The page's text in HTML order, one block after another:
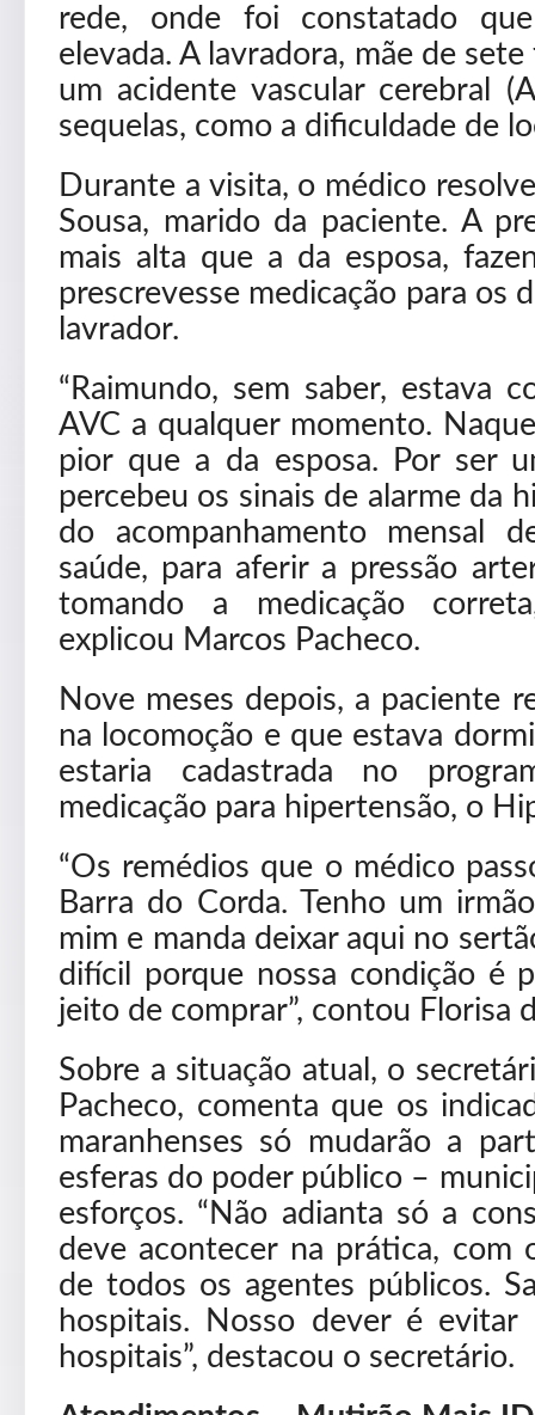
rede, onde foi constatado
elevada. A lavradora, mãe de
um acidente vascular cerebral
sequelas, como a dificuldade de
Durante a visita, o médico
Sousa, marido da paciente. A
mais alta que a da esposa,
prescrevesse medicação para os
lavrador.
“Raimundo, sem saber, estava
AVC a qualquer momento.
pior que a da esposa. Por ser
percebeu os sinais de alarme da
do acompanhamento mensal
saúde, para aferir a pressão
tomando a medicação
explicou Marcos Pacheco.
Nove meses depois, a paciente
na locomoção e que estava
estaria cadastrada no
medicação para hipertensão, o
“Os remédios que o médico
Barra do Corda. Tenho um
mim e manda deixar aqui no
difícil porque nossa condição é
jeito de comprar”, contou Florisa
Sobre a situação atual, o
Pacheco, comenta que os
maranhenses só mudarão a
esferas do poder público –
esforços. “Não adianta só a
deve acontecer na prática, com
de todos os agentes públicos.
hospitais. Nosso dever é evitar
hospitais”, destacou o secretário.